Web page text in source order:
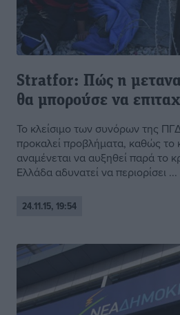
Stratfor: Πώς η
θα μπορούσε να
Το κλείσιμο των συνόρων της
προκαλεί προβλήματα, καθώς
αναμένεται να αυξηθεί παρά το
Ελλάδα αδυνατεί να περιορίσει ...
24.11.15, 19:54